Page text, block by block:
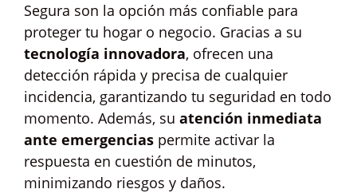
Segura son la opción más confiable para
proteger tu hogar o negocio. Gracias a su
tecnología innovadora, ofrecen una
detección rápida y precisa de cualquier
incidencia, garantizando tu seguridad en todo
momento. Además, su atención inmediata
ante emergencias permite activar la
respuesta en cuestión de minutos,
minimizando riesgos y daños.